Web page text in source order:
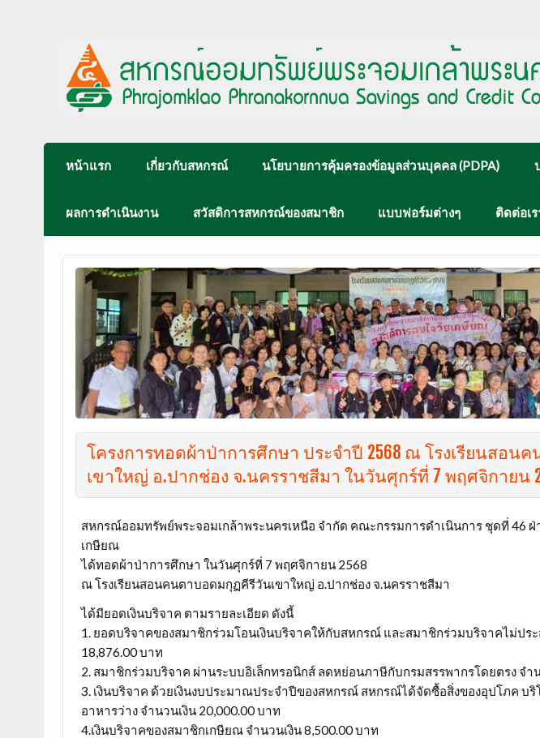
หน้าแรก เกี่ยวกับสหกรณ์ นโยบายการคุ้มครองข้อมูลส่วนบุคคล (PDPA)
ผลการดำเนินงาน สวัสดิการสหกรณ์ของสมาชิก แบบฟอร์มต่างๆ ติดต่อเร
โครงการทอดผ้าป่าการศึกษา ประจำปี 2568 ณ โรงเรียนสอน
เขาใหญ่ อ.ปากช่อง จ.นครราชสีมา ในวันศุกร์ที่ 7 พฤศจิกายน
สหกรณ์ออมทรัพย์พระจอมเกล้าพระนครเหนือ จำกัด คณะกรรมการดำเนินการ ชุดที่ 46
เกษียณ
ได้ทอดผ้าป่าการศึกษา ในวันศุกร์ที่ 7 พฤศจิกายน 2568
ณ โรงเรียนสอนคนตาบอดมกุฏคีรีวันเขาใหญ่ อ.ปากช่อง จ.นครราชสีมา
ได้มียอดเงินบริจาค ตามรายละเอียด ดังนี้
1. ยอดบริจาคของสมาชิกร่วมโอนเงินบริจาคให้กับสหกรณ์ และสมาชิกร่วมบริจาคไม่ปร
18,876.00 บาท
2. สมาชิกร่วมบริจาค ผ่านระบบอิเล็กทรอนิกส์ ลดหย่อนภาษีกับกรมสรรพากรโดยตรง จำ
3. เงินบริจาค ด้วยเงินงบประมาณประจำปีของสหกรณ์ สหกรณ์ได้จัดซื้อสิ่งของอุปโภค บริ
อาหารว่าง จำนวนเงิน 20,000.00 บาท
4.เงินบริจาคของสมาชิกเกษียณ จำนวนเงิน 8,500.00 บาท